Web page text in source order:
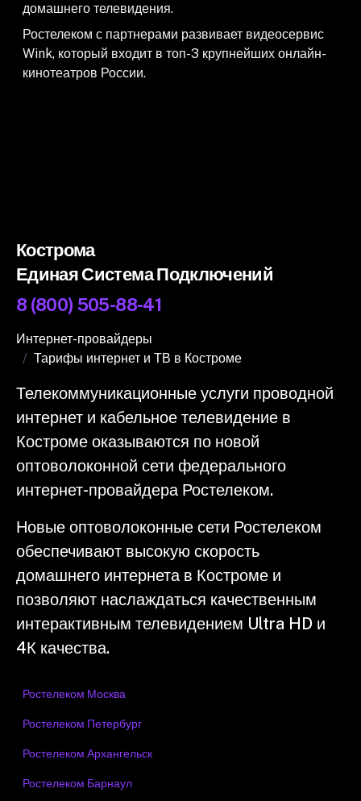
домашнего телевидения.
Ростелеком с партнерами развивает видеосервис
Wink, который входит в топ-3 крупнейших онлайн-
кинотеатров России.
Кострома
Единая Система Подключений
8 (800) 505-88-41
Интернет-провайдеры
Тарифы интернет и ТВ в Костроме
Телекоммуникационные услуги проводной
интернет и кабельное телевидение в
Костроме оказываются по новой
оптоволоконной сети федерального
интернет-провайдера Ростелеком.
Новые оптоволоконные сети Ростелеком
обеспечивают высокую скорость
домашнего интернета в Костроме и
позволяют наслаждаться качественным
интерактивным телевидением Ultra HD и
4К качества.
Ростелеком Москва
Ростелеком Петербург
Ростелеком Архангельск
Ростелеком Барнаул